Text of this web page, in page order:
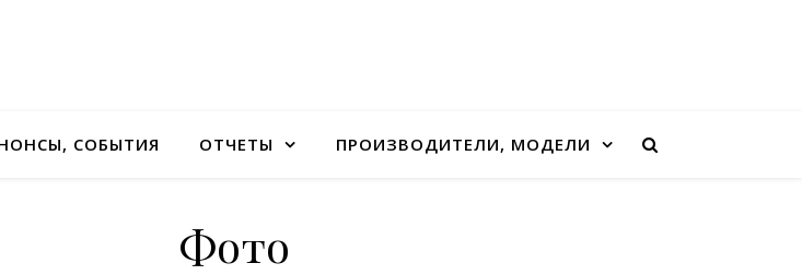
СОБЫТИЯ ОТЧЕТЫ ПРОИЗВОДИТЕЛИ, МОДЕЛИ
Фото